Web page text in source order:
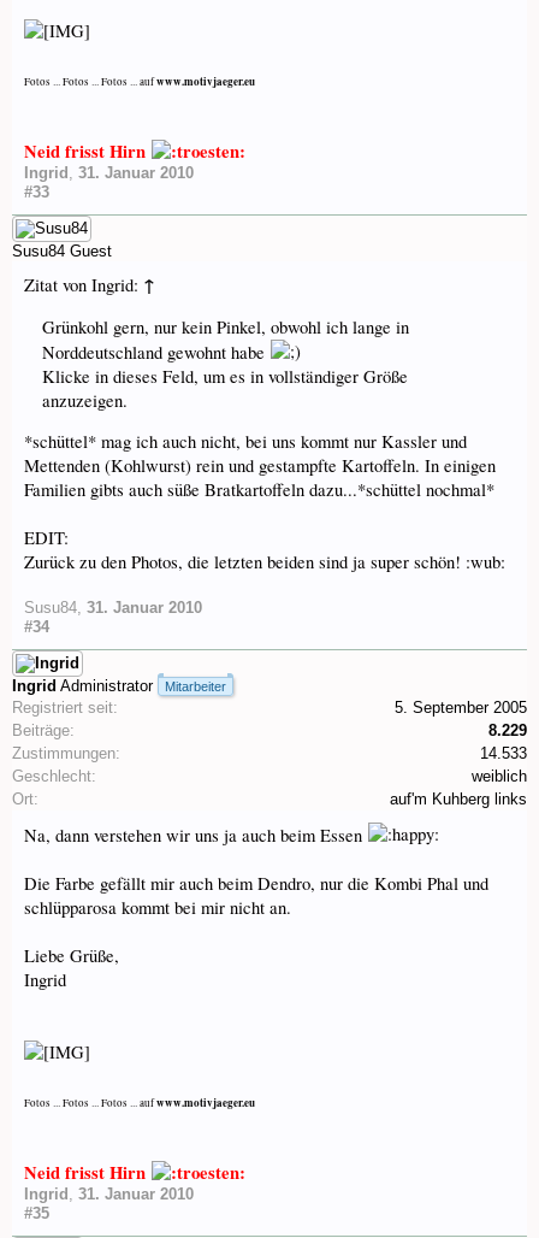
Fotos ... Fotos ... Fotos ... aufwww.motivjaeger.eu
Neid frisst Hirn
Ingrid
31. Januar 2010
#33
Susu84 Guest
Zitat von Ingrid: ↑
Grünkohl gern, nur kein Pinkel, obwohl ich lange in
Norddeutschland gewohnt habe
Klicke in dieses Feld, um es in vollständiger Größe
anzuzeigen.
*schüttel* mag ich auch nicht, bei uns kommt nur Kassler und
Mettenden (Kohlwurst) rein und gestampfte Kartoffeln. In einigen
Familien gibts auch süße Bratkartoffeln dazu...*schüttel nochmal*
EDIT:
Zurück zu den Photos, die letzten beiden sind ja super schön! :wub:
Susu84, 31. Januar 2010
#34
Ingrid Administrator Mitarbeiter
Registriert seit:
5. September 2005
Beiträge:
8.229
Zustimmungen:
14.533
Geschlecht:
weiblich
Ort:
auf'm Kuhberg links
Na, dann verstehen wir uns ja auch beim Essen
Die Farbe gefällt mir auch beim Dendro, nur die Kombi Phal und
schlüpparosa kommt bei mir nicht an.
Liebe Grüße,
Ingrid
Fotos ... Fotos ... Fotos ... aufwww.motivjaeger.eu
Neid frisst Hirn
Ingrid , 31. Januar 2010
#35